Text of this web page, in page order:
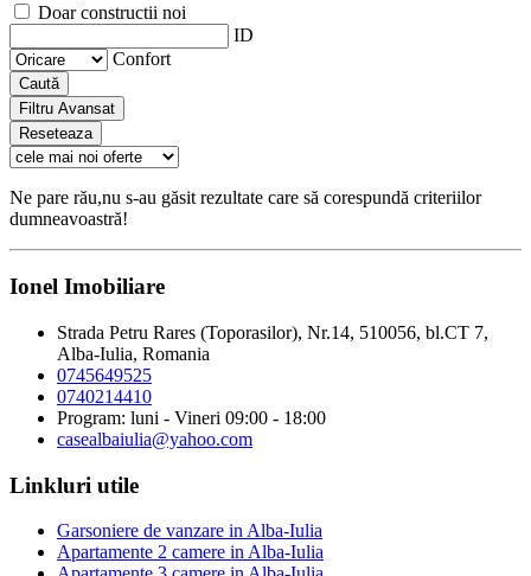
Doar constructii noi
ID
Confort
Caută
Filtru Avansat
Reseteaza
Ne pare rău,nu s-au găsit rezultate care să corespundă criteriilor
dumneavoastră!
Ionel Imobiliare
Strada Petru Rares (Toporasilor), Nr.14, 510056, bl.CT 7,
Alba-Iulia, Romania
0745649525
0740214410
Program: luni - Vineri 09:00 - 18:00
casealbaiulia@yahoo.com
Linkluri utile
Garsoniere de vanzare in Alba-Iulia
Apartamente 2 camere in Alba-Iulia